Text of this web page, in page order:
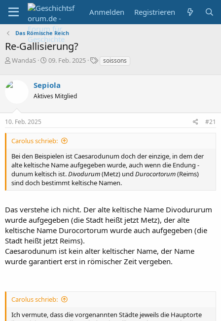
Anmelden Registrieren
Das Römische Reich
Re-Gallisierung?
E
t
l
e
WandaS
E
t
e
l
m
09. Feb. 2025
S
w
soissons
Sepiola
Aktives Mitglied
10. Feb. 2025 #21
Carolus schrieb:
Bei den Beispielen ist Caesarodunum doch der einzige, in dem der
alte keltische Name aufgegeben wurde, auch wenn die Endung -
dunum keltisch ist.Divodurum(Metz) und Durocortorum(Reims)
sind doch bestimmt keltische Namen.
Das verstehe ich nicht. Der alte keltische Name Divodururum
wurde aufgegeben (die Stadt heißt jetzt Metz), der alte
keltische Name Durocortorum wurde auch aufgegeben (die
Stadt heißt jetzt Reims).
Caesarodunum ist kein alter keltischer Name, der Name
wurde garantiert erst in römischer Zeit vergeben.
Carolus schrieb:
Ich vermute, dass die vorgenannten Städte jeweils die Hauptorte